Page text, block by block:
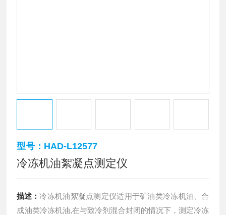
型号：HAD-L12577
冷冻机油絮凝点测定仪
描述：冷冻机油絮凝点测定仪适用于矿油类冷冻机油、合
成油类冷冻机油,在与致冷剂混合封闭的情况下，测定冷冻